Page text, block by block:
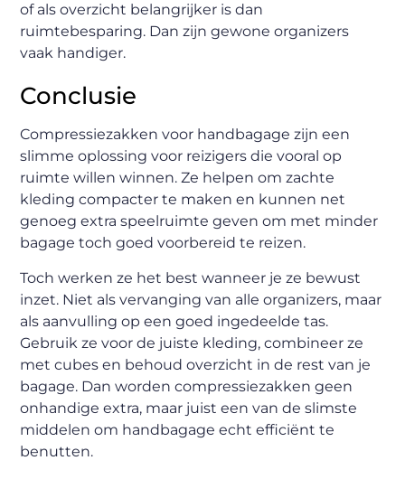
of als overzicht belangrijker is dan
ruimtebesparing. Dan zijn gewone organizers
vaak handiger.
Conclusie
Compressiezakken voor handbagage zijn een
slimme oplossing voor reizigers die vooral op
ruimte willen winnen. Ze helpen om zachte
kleding compacter te maken en kunnen net
genoeg extra speelruimte geven om met minder
bagage toch goed voorbereid te reizen.
Toch werken ze het best wanneer je ze bewust
inzet. Niet als vervanging van alle organizers, maar
als aanvulling op een goed ingedeelde tas.
Gebruik ze voor de juiste kleding, combineer ze
met cubes en behoud overzicht in de rest van je
bagage. Dan worden compressiezakken geen
onhandige extra, maar juist een van de slimste
middelen om handbagage echt efficiënt te
benutten.